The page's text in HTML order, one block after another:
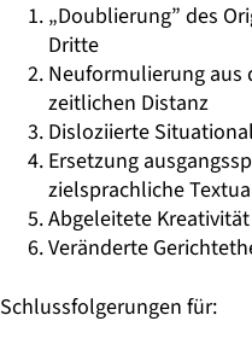
„Doublierung” des
Dritte
Neuformulierung
zeitlichen Distanz
Disloziierte
Ersetzung
zielsprachliche
Abgeleitete Kreativität
Veränderte
Schlussfolgerungen für: